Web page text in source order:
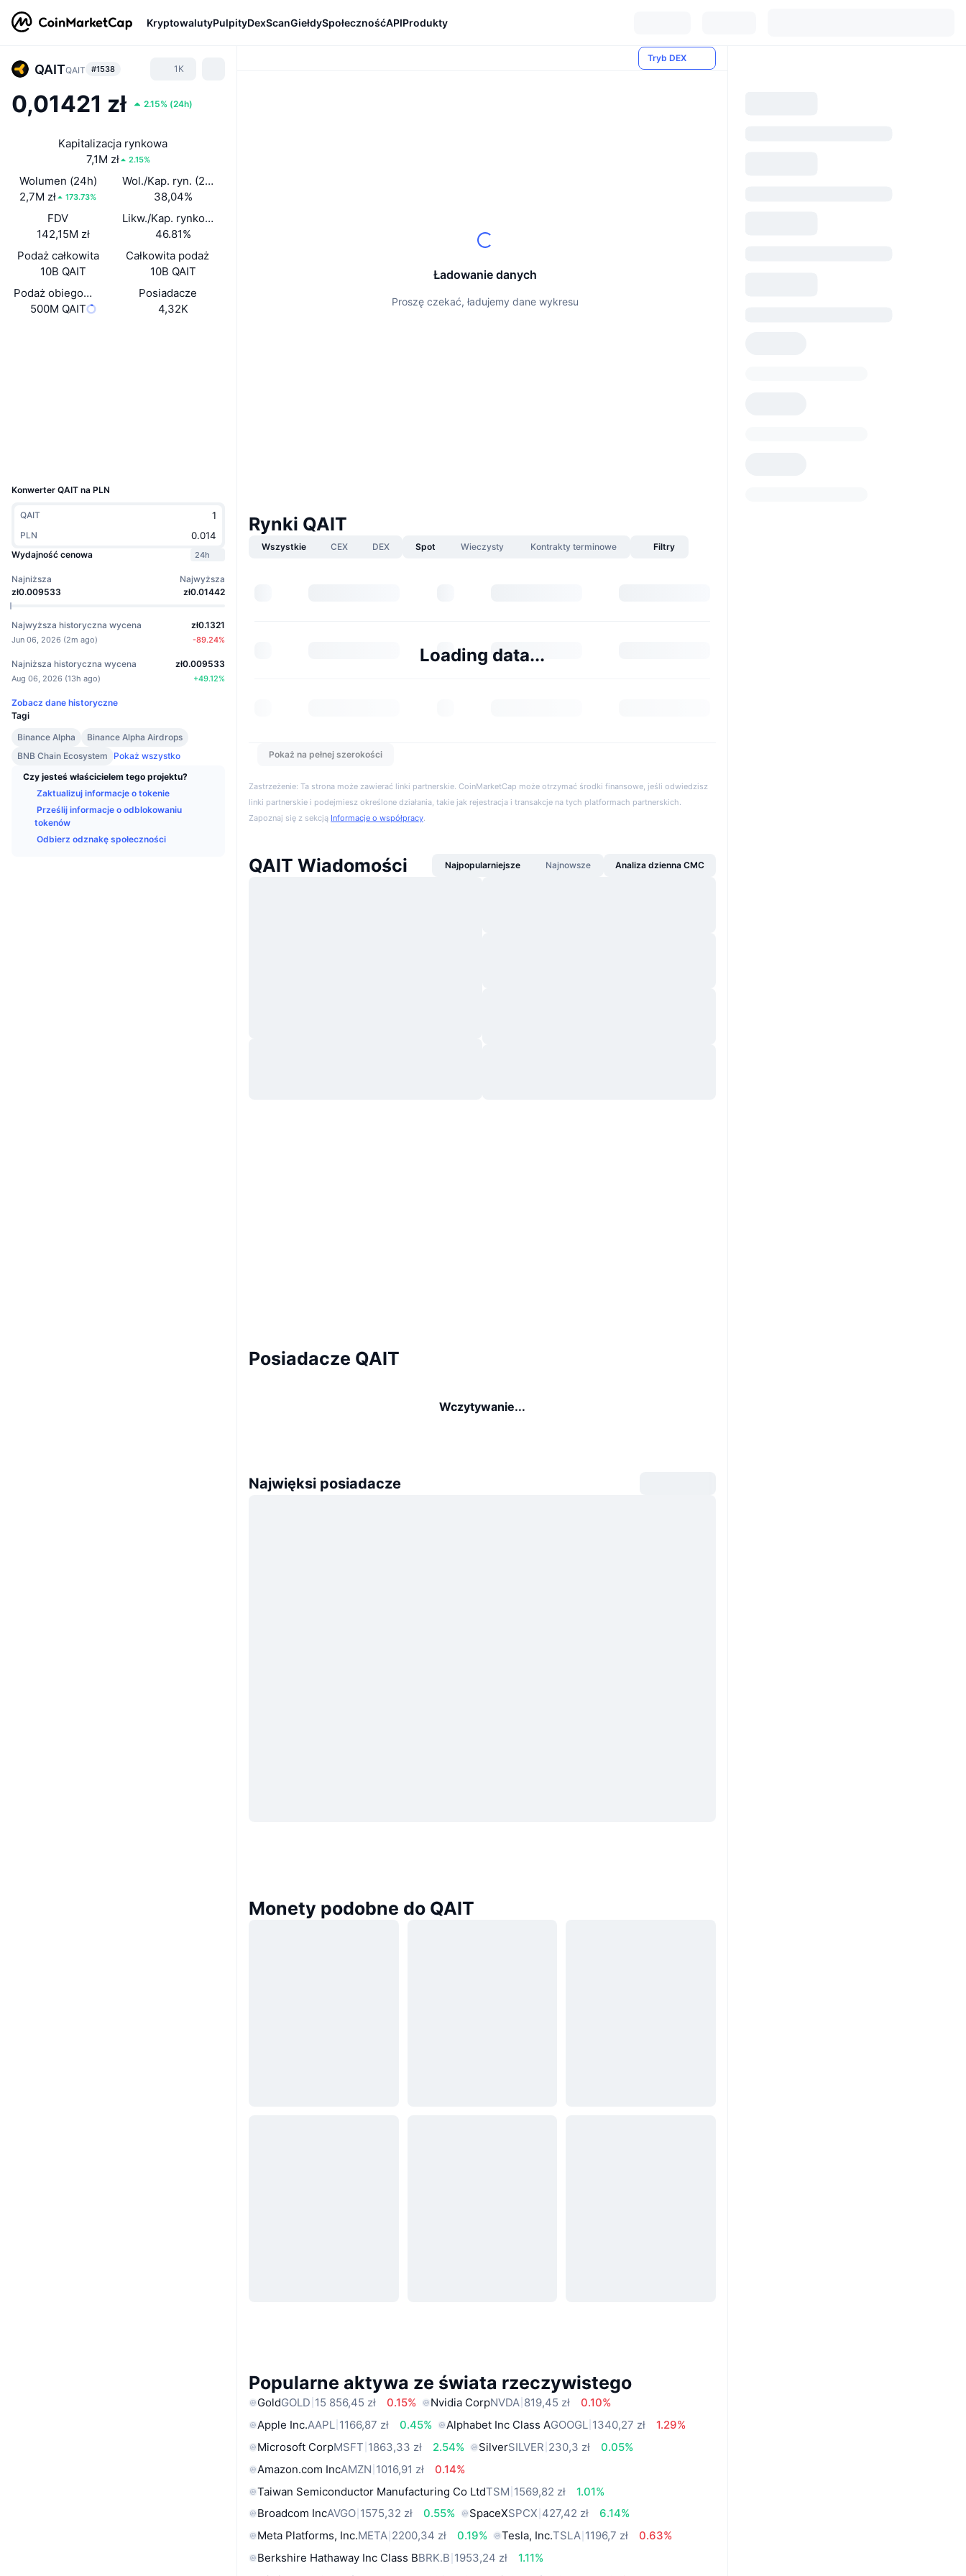
KryptowalutyPulpityDexScanGiełdySpołecznośćAPIProdukty
QAITQAIT #1538 1K
0,01421 zł 2.15% (24h)
Kapitalizacja rynkowa
7,1M zł
2.15%
Wolumen (24h)
2,7M zł
173.73%
Wol./Kap. ryn. (24 h)
38,04%
FDV
142,15M zł
Likw./Kap. rynkowa
46.81%
Podaż całkowita
10B QAIT
Całkowita podaż
10B QAIT
Podaż obiegowa
500M QAIT
Posiadacze
4,32K
Konwerter QAIT na PLN
QAIT
PLN
Wydajność cenowa
24h
Najniższa
zł0.009533
Najwyższa
zł0.01442
Najwyższa historyczna wycena
Jun 06, 2026 (2m ago)
zł0.1321
-89.24%
Najniższa historyczna wycena
Aug 06, 2026 (13h ago)
zł0.009533
+49.12%
Zobacz dane historyczne
Tagi
Binance Alpha
Binance Alpha Airdrops
BNB Chain Ecosystem
Pokaż wszystko
Czy jesteś właścicielem tego projektu?
Zaktualizuj informacje o tokenie
Prześlij informacje o odblokowaniu
tokenów
Odbierz odznakę społeczności
Tryb DEX
Ładowanie danych
Proszę czekać, ładujemy dane wykresu
Rynki QAIT
Wszystkie CEX DEX Spot Wieczysty Kontrakty terminowe Filtry
Loading data...
Pokaż na pełnej szerokości
Zastrzeżenie: Ta strona może zawierać linki partnerskie. CoinMarketCap może otrzymać środki finansowe, jeśli odwiedzisz
linki partnerskie i podejmiesz określone działania, takie jak rejestracja i transakcje na tych platformach partnerskich.
Zapoznaj się z sekcją Informacje o współpracy.
QAIT Wiadomości Najpopularniejsze Najnowsze Analiza dzienna CMC
Posiadacze QAIT
Wczytywanie...
Najwięksi posiadacze
Monety podobne do QAIT
Popularne aktywa ze świata rzeczywistego
GoldGOLD 15 856,45 zł 0.15% Nvidia CorpNVDA 819,45 zł
0.10%
Apple Inc.AAPL 1166,87 zł 0.45% Alphabet Inc Class AGOOGL 1340,27 zł
1.29%
Microsoft CorpMSFT 1863,33 zł 2.54% SilverSILVER 230,3 zł
0.05%
Amazon.com IncAMZN 1016,91 zł
0.14%
Taiwan Semiconductor Manufacturing Co LtdTSM 1569,82 zł
1.01%
Broadcom IncAVGO 1575,32 zł 0.55% SpaceXSPCX 427,42 zł
6.14%
Meta Platforms, Inc.META 2200,34 zł 0.19% Tesla, Inc.TSLA 1196,7 zł
0.63%
Berkshire Hathaway Inc Class BBRK.B 1953,24 zł
1.11%